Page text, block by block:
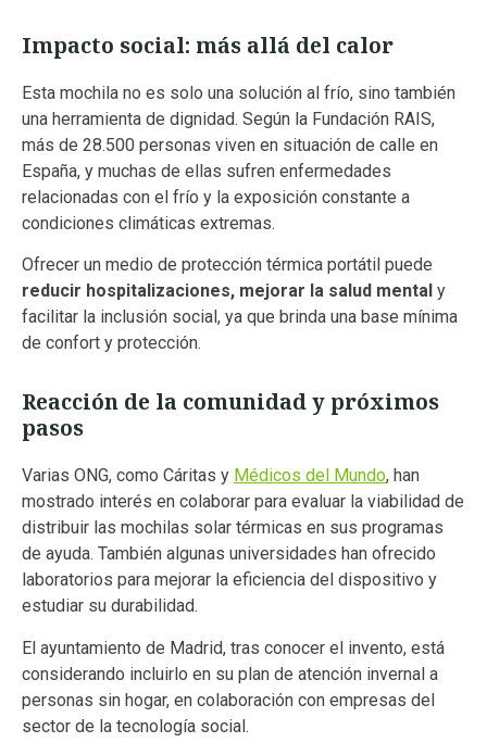
Impacto social: más allá del calor
Esta mochila no es solo una solución al frío, sino también
una herramienta de dignidad. Según la Fundación RAIS,
más de 28.500 personas viven en situación de calle en
España, y muchas de ellas sufren enfermedades
relacionadas con el frío y la exposición constante a
condiciones climáticas extremas.
Ofrecer un medio de protección térmica portátil puede
reducir hospitalizaciones, mejorar la salud mental y
facilitar la inclusión social, ya que brinda una base mínima
de confort y protección.
Reacción de la comunidad y próximos
pasos
Varias ONG, como Cáritas y Médicos del Mundo, han
mostrado interés en colaborar para evaluar la viabilidad de
distribuir las mochilas solar térmicas en sus programas
de ayuda. También algunas universidades han ofrecido
laboratorios para mejorar la eficiencia del dispositivo y
estudiar su durabilidad.
El ayuntamiento de Madrid, tras conocer el invento, está
considerando incluirlo en su plan de atención invernal a
personas sin hogar, en colaboración con empresas del
sector de la tecnología social.